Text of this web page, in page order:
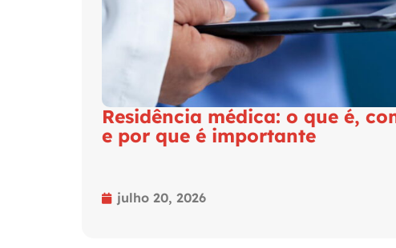
Residência médica: o que é,
e por que é importante
julho 20, 2026